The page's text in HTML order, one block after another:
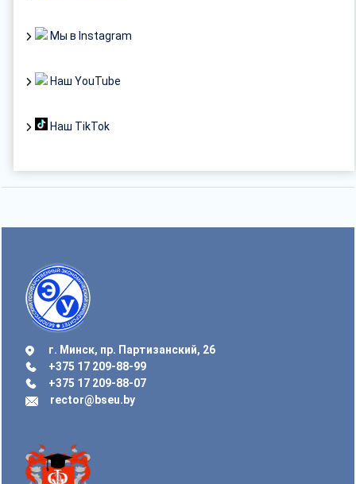
Мы в Instagram
Наш YouTube
Наш TikTok
г. Минск, пр. Партизанский, 26
+375 17 209-88-99
+375 17 209-88-07
rector@bseu.by